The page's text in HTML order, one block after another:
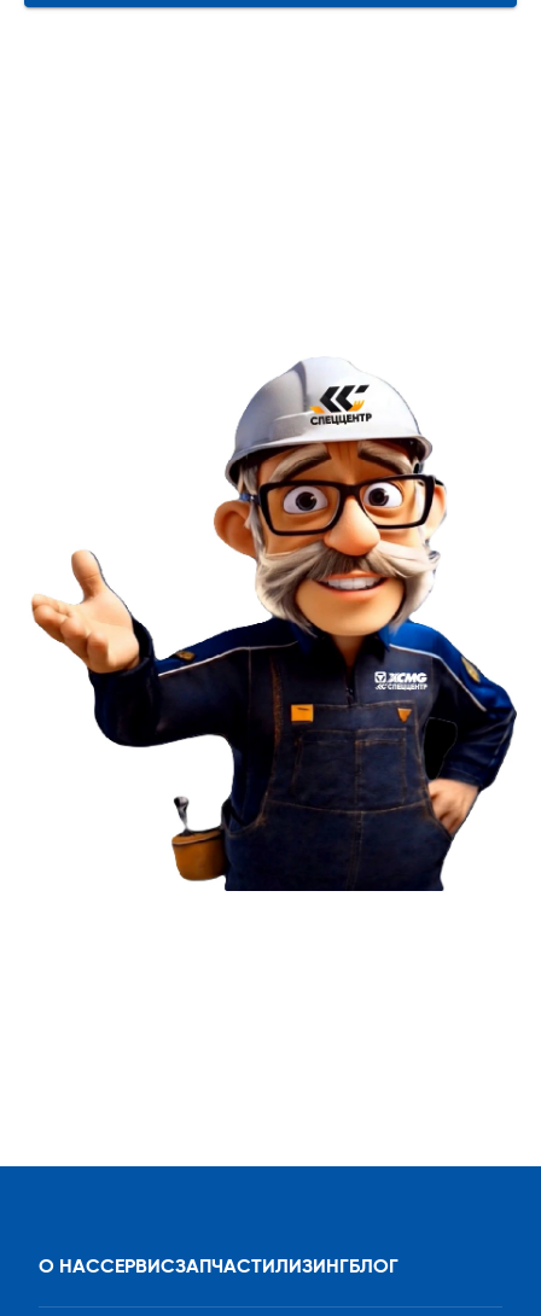
О НАССЕРВИСЗАПЧАСТИЛИЗИНГБЛОГ